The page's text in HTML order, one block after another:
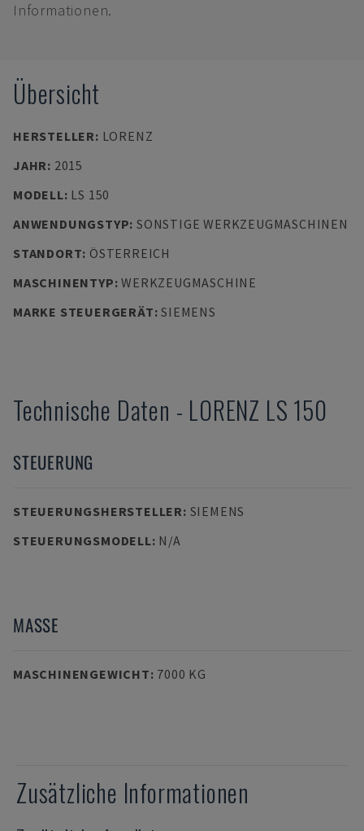
Informationen.
Übersicht
HERSTELLER: LORENZ
JAHR: 2015
MODELL: LS 150
ANWENDUNGSTYP: SONSTIGE WERKZEUGMASCHINEN
STANDORT: ÖSTERREICH
MASCHINENTYP:WERKZEUGMASCHINE
MARKE STEUERGERÄT:SIEMENS
Technische Daten - LORENZ LS 150
STEUERUNG
STEUERUNGSHERSTELLER: SIEMENS
STEUERUNGSMODELL: N/A
MASSE
MASCHINENGEWICHT: 7000 KG
Zusätzliche Informationen